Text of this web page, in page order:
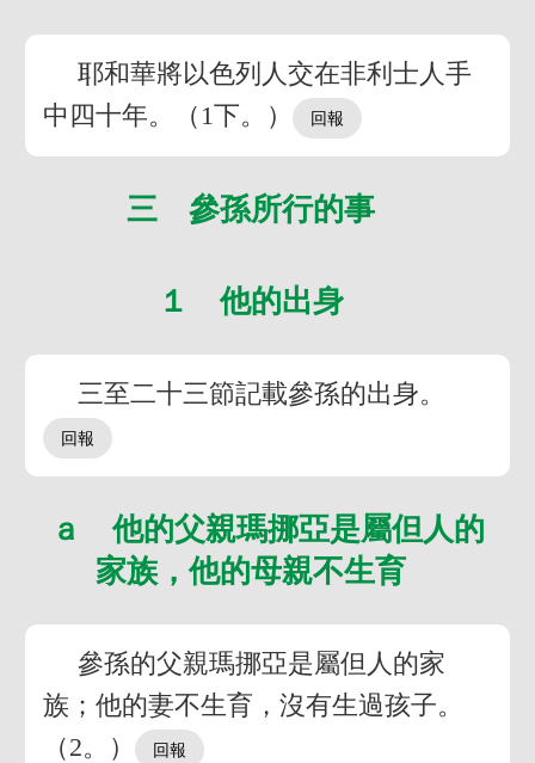
耶和華將以色列人交在非利士人手
中四十年。（1下。）
三 參孫所行的事
１ 他的出身
三至二十三節記載參孫的出身。
ａ 他的父親瑪挪亞是屬但人的
家族，他的母親不生育
參孫的父親瑪挪亞是屬但人的家
族；他的妻不生育，沒有生過孩子。
（2。）